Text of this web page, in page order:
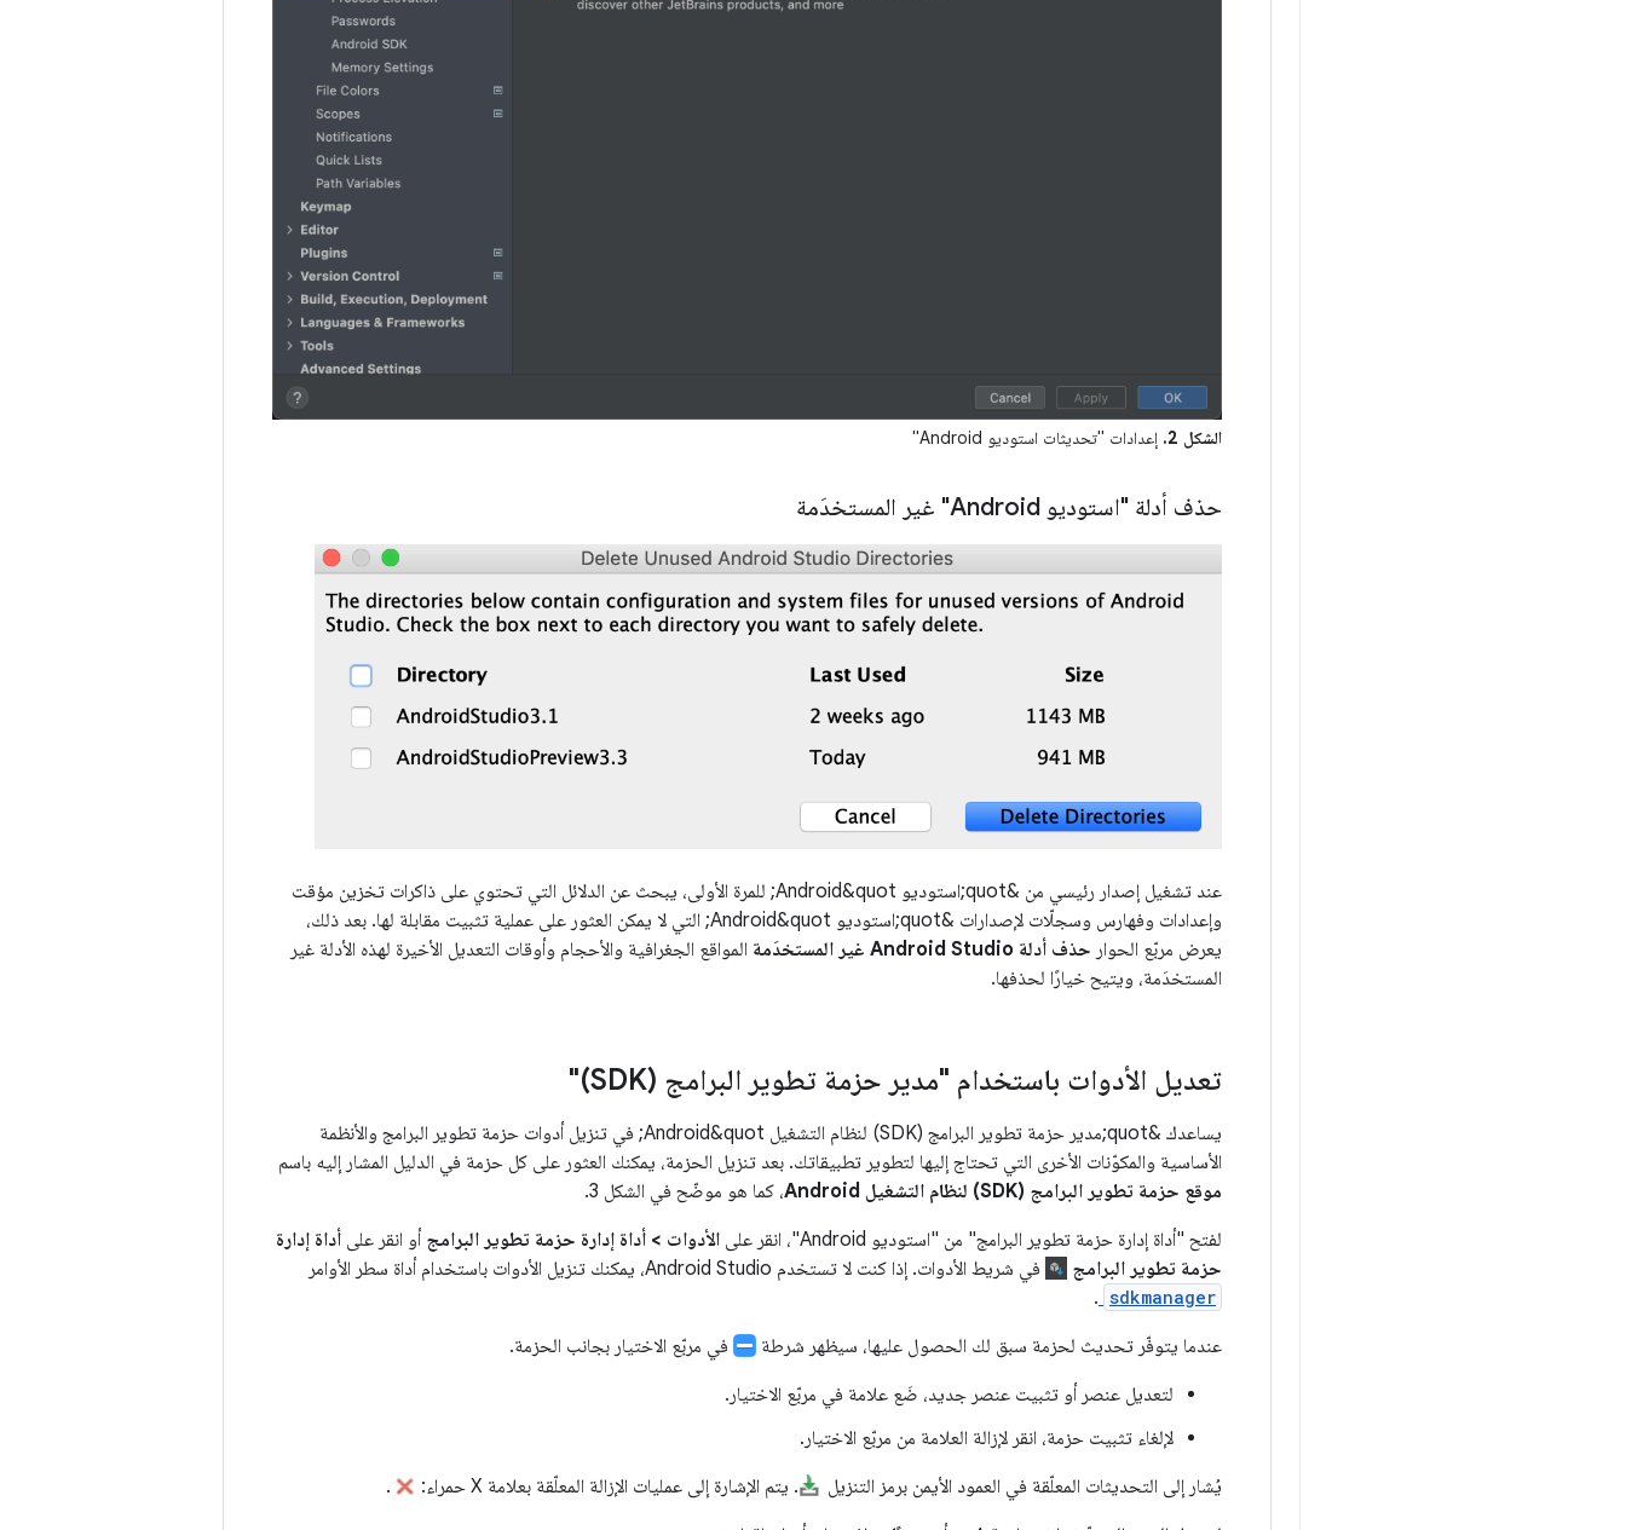
الشكل 2. إعدادات "تحديثات استوديو Android"
حذف أدلة "استوديو Android" غير المستخدَمة
عند تشغيل إصدار رئيسي من &quot;استوديو Android&quot; للمرة الأولى، يبحث عن الدلائل التي تحتوي على ذاكرات تخزين مؤقت
وإعدادات وفهارس وسجلّات لإصدارات &quot;استوديو Android&quot; التي لا يمكن العثور على عملية تثبيت مقابلة لها. بعد ذلك،
يعرض مربّع الحوار حذف أدلة Android Studio غير المستخدَمة
المواقع الجغرافية والأحجام وأوقات التعديل الأخيرة لهذه الأدلة غير
المستخدَمة، ويتيح خيارًا لحذفها.
تعديل الأدوات باستخدام "مدير حزمة تطوير البرامج (SDK)"
يساعدك &quot;مدير حزمة تطوير البرامج (SDK) لنظام التشغيل Android&quot; في تنزيل أدوات حزمة تطوير البرامج والأنظمة
الأساسية والمكوّنات الأخرى التي تحتاج إليها لتطوير تطبيقاتك. بعد تنزيل الحزمة، يمكنك العثور على كل حزمة في الدليل المشار إليه باسم
موقع حزمة تطوير البرامج (SDK) لنظام التشغيل Android
، كما هو موضّح في الشكل 3.
لفتح "أداة إدارة حزمة تطوير البرامج" من "استوديو Android"، انقر على
الأدوات > أداة إدارة حزمة تطوير البرامج أو انقر على أداة إدارة
حزمة تطوير البرامج
في شريط الأدوات. إذا كنت لا تستخدم Android Studio، يمكنك تنزيل الأدوات باستخدام أداة سطر الأوامر
sdkmanager
.
عندما يتوفّر تحديث لحزمة سبق لك الحصول عليها، سيظهر شرطة
في مربّع الاختيار بجانب الحزمة.
لتعديل عنصر أو تثبيت عنصر جديد، ضَع علامة في مربّع الاختيار.
لإلغاء تثبيت حزمة، انقر لإزالة العلامة من مربّع الاختيار.
يُشار إلى التحديثات المعلّقة في العمود الأيمن برمز التنزيل
. يتم الإشارة إلى عمليات الإزالة المعلّقة بعلامة X حمراء:
.